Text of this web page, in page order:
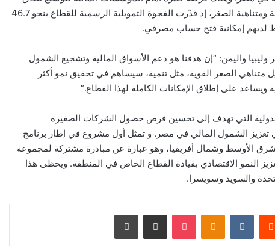
خدماتها للأفراد ولقطاع المشروعات الصغيرة والمتوسطة ومتناهية الصغر، إذ قدّرت الفجوة التمويلية الرسمية للقطاع بنحو 46.7
واليمن: “إن هدفنا هو دعم الأسواق المالية وتشجيع الشمول
الصغر القوية، مثل تنمية، سيساهم في تحقيق نمو أكثر
ويساعد على إطلاق الإمكانات الكاملة لهذا القطاع.”
التي تهدف إلى تحسين فرص حصول الشركات الصغيرة
تعزيز الشمول المالي في مصر. و تمثل أول مشروع في إطار برنامج
الأوسط وشمال أفريقيا، وهو عبارة عن مبادرة مشتركة لمجموعة
النمو الاقتصادي بقيادة القطاع الخاص في المنطقة. ويحظى هذا
والسويد وسويسرا.
Odnoklassniki
‫Pocket مشاركة عبر البريد طباعة